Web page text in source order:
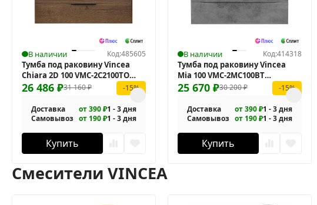
В наличии Код:485605
Тумба под раковину Vincea
Chiara 2D 100 VMC-2C2100TO
подвесная31 160₽
26 486 ₽ -15%
Доставка от 390 ₽1 - 3 дня
Самовывоз от 190 ₽1 - 3 дня
Купить
В наличии Код:414318
Тумба под раковину Vincea
Mia 100 VMC-2MC100BT
подвесная30 200₽
25 670 ₽ -15%
Доставка от 390 ₽1 - 3 дня
Самовывоз от 190 ₽1 - 3 дня
Купить
Смесители VINCEA